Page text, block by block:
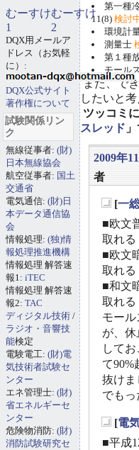
第一種
11(8) 検討
環境計
測量士
第１種
モール
また、で
したいと考
ツッコミ
スレッド
2009年
者
[一
■欧文
取れる
■欧文
取れる
■和文
取れる
モー
が、
して
て90%
抜けま
でもっ
[電
■平成
むーすけ
1
むーすけ
2
DQX用メールア
ドレス（お気軽
に）:
DQX公式サイト
著作権について
試験関係リン
ク
無線従事者: (財)
日本無線協会
航空従事者: 国土
交通省
電気通信: (財)日
本データ通信協
会
情報処理: (独)情
報処理推進機構
情報処理 解答速
報1: iTEC
情報処理 解答速
報2: TAC
ディジタル技術 /
ラジオ・音響技
能検定
電験電工: (財)電
気技術者試験セ
ンター
エネ管理士: (財)
省エネルギーセ
ンター
危険物消防: (財)
消防試験研究セ